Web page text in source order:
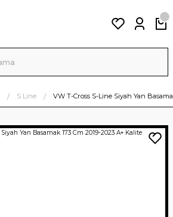
S Line VW T-Cross S-Line Siyah Yan